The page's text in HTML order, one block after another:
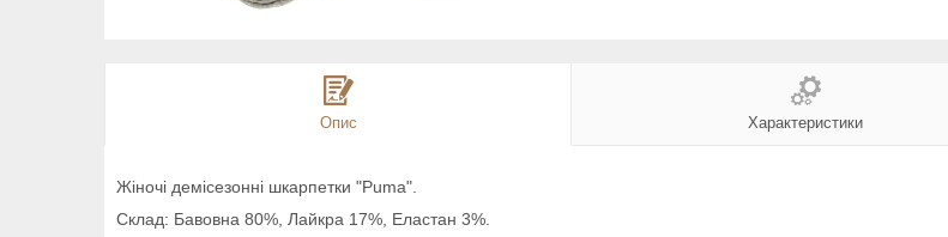
Опис Характеристики
Жіночі демісезонні шкарпетки "Puma".
Склад: Бавовна 80%, Лайкра 17%, Еластан 3%.